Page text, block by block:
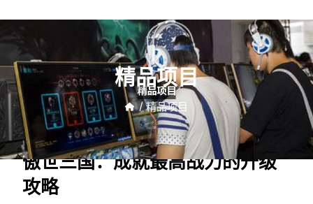
精品项目
/ 精品项目
傲世三国：成就最高战力的升级
攻略